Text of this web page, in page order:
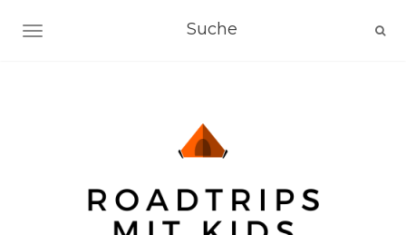
NAVIGATION EIN-/AUSSCHALTEN